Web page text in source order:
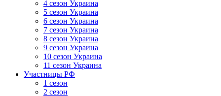
4 сезон Украина
5 сезон Украина
6 сезон Украина
7 сезон Украина
8 сезон Украина
9 сезон Украина
10 сезон Украина
11 сезон Украина
Участницы РФ
1 сезон
2 сезон